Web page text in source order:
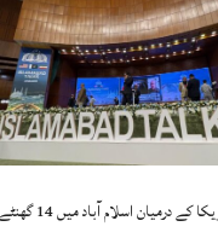
ایران اور امریکا کے درمیان اسلام آباد میں 14 گھنٹے